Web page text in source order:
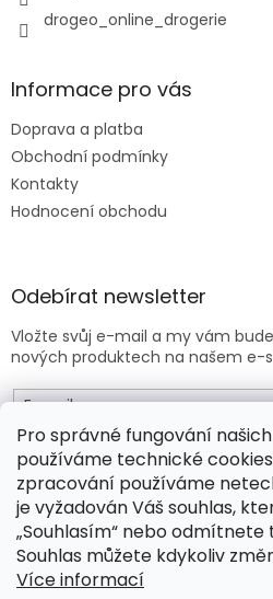
Pro správné fungování
používáme technické
zpracování používáme
je vyžadován Váš souhlas,
„Souhlasím“ nebo
Souhlas můžete kdykoliv
Více informací
drogeo_online_drogerie
Informace pro vás
Doprava a platba
Obchodní podmínky
Kontakty
Hodnocení obchodu
Odebírat newsletter
Vložte svůj e-mail a my vám
nových produktech na našem e-
E-mail
Vložením e-mailu souhlasíte s
PŘIHLÁSIT SE